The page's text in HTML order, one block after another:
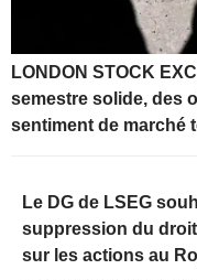
LONDON STOCK
semestre solide, des
sentiment de marché
Le DG de LSEG
suppression du
sur les actions au